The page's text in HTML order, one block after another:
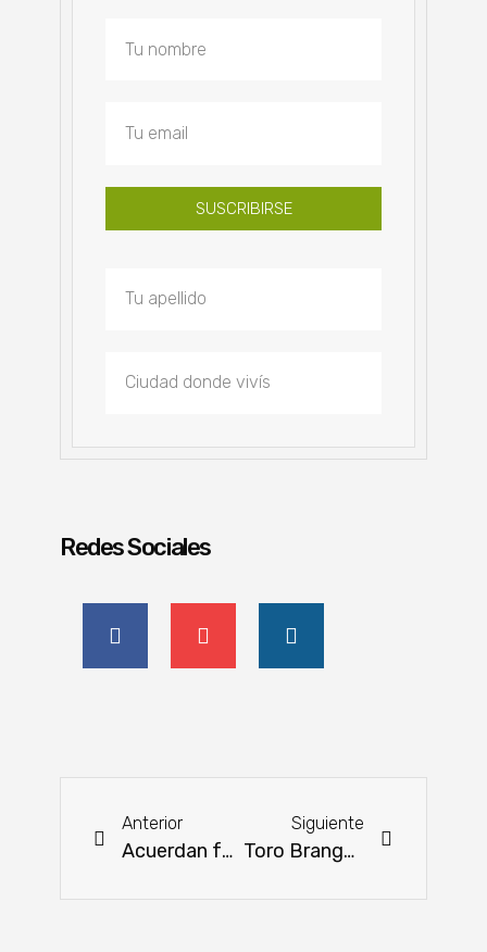
SUSCRIBIRSE
Redes Sociales
Anterior
Acuerdan fortalecer la producción frutihortícola en Central
Siguiente
Toro Brangus de Pukavy se impone como el mejor de América del Sur